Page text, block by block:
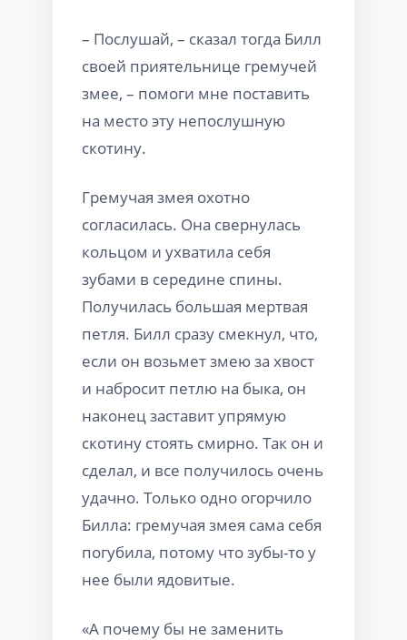
– Послушай, – сказал тогда Билл
своей приятельнице гремучей
змее, – помоги мне поставить
на место эту непослушную
скотину.
Гремучая змея охотно
согласилась. Она свернулась
кольцом и ухватила себя
зубами в середине спины.
Получилась большая мертвая
петля. Билл сразу смекнул, что,
если он возьмет змею за хвост
и набросит петлю на быка, он
наконец заставит упрямую
скотину стоять смирно. Так он и
сделал, и все получилось очень
удачно. Только одно огорчило
Билла: гремучая змея сама себя
погубила, потому что зубы-то у
нее были ядовитые.
«А почему бы не заменить